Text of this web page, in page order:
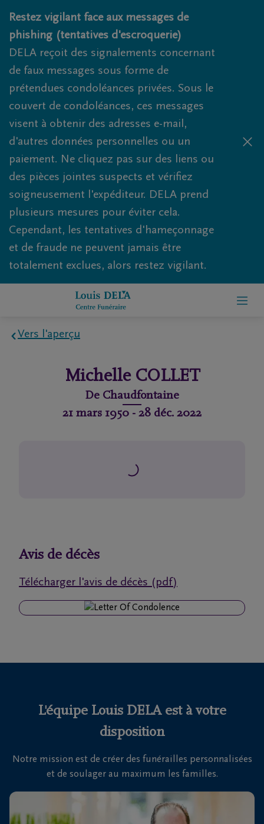
Obituaries.breadcrumbs.SkipLink
Restez vigilant face aux messages de
phishing (tentatives d'escroquerie)
DELA reçoit des signalements concernant
de faux messages sous forme de
prétendues condoléances privées. Sous le
couvert de condoléances, ces messages
visent à obtenir des adresses e-mail,
d'autres données personnelles ou un
paiement. Ne cliquez pas sur des liens ou
des pièces jointes suspects et vérifiez
soigneusement l'expéditeur. DELA prend
plusieurs mesures pour éviter cela.
Cependant, les tentatives d'hameçonnage
et de fraude ne peuvent jamais être
totalement exclues, alors restez vigilant.
de
funéraire
fréquemment
Nous
sommes
là pour
24h/24
Vers l'aperçu
Michelle COLLET
De Chaudfontaine
21 mars 1950 - 28 déc. 2022
Avis de décès
Télécharger l'avis de décès (pdf)
L'équipe Louis DELA est à votre
disposition
Notre mission est de créer des funérailles personnalisées
et de soulager au maximum les familles.